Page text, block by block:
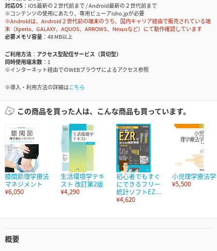
対応OS
iOS最新の２世代前まで / Android最新の２世代前まで
※コンテンツの使用にあたり、専用ビューアisho.jpが必要
※Androidは、Android２世代前の端末のうち、国内キャリア経由で販売されている端
末（Xperia、GALAXY、AQUOS、ARROWS、Nexusなど）にて動作確認しています
必要メモリ容量
48 MB以上
ご利用方法
アクセス型配信サービス（買切型）
同時使用端末数
1
※インターネット経由でのWEBブラウザによるアクセス参照
※導入・利用方法の詳細はこちら
この商品を買った人は、こんな商品も買っています。
膝関節理学療法
マネジメント
¥6,050
生活環境学テキ
スト 改訂第2版
¥4,290
初心者でもすぐ
にできるフリー
統計ソフトEZ...
¥4,620
小児理学療法学
¥5,500
概要